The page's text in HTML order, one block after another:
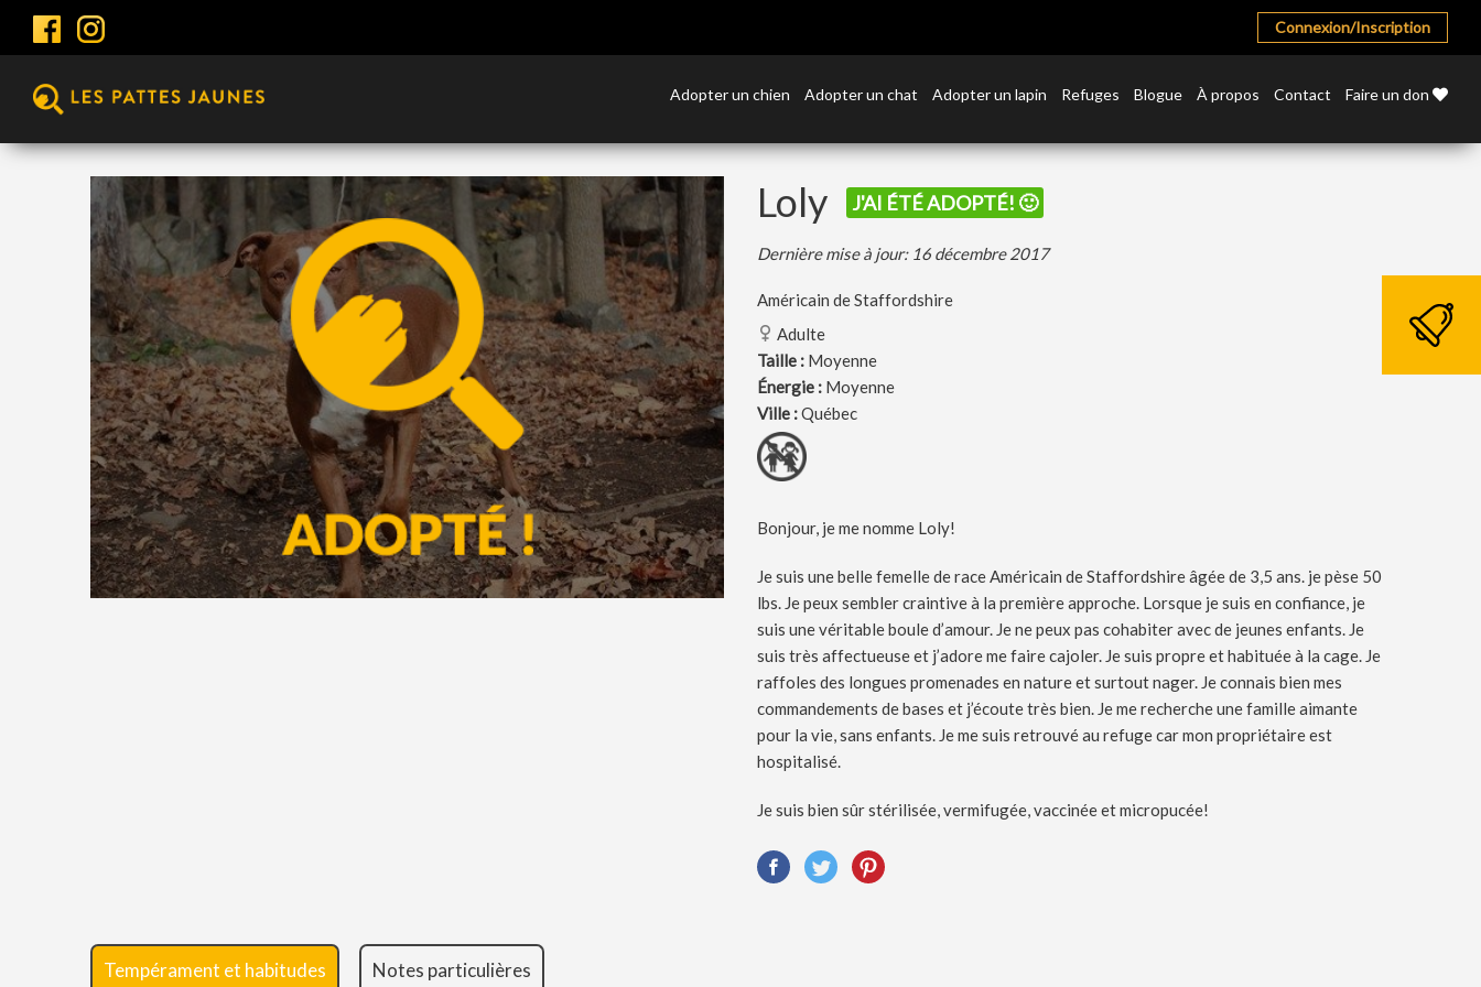
Connexion/Inscription
Adopter un chien Adopter un chat Adopter un lapin Refuges Blogue À propos Contact Faire un don
Loly J'AI ÉTÉ ADOPTÉ! 🙂
Dernière mise à jour: 16 décembre 2017
Américain de Staffordshire
Adulte
Taille : Moyenne
Énergie : Moyenne
Ville :Québec
Bonjour, je me nomme Loly!
Je suis une belle femelle de race Américain de Staffordshire âgée de 3,5 ans. je pèse 50
lbs. Je peux sembler craintive à la première approche. Lorsque je suis en confiance, je
suis une véritable boule d’amour. Je ne peux pas cohabiter avec de jeunes enfants. Je
suis très affectueuse et j’adore me faire cajoler. Je suis propre et habituée à la cage. Je
raffoles des longues promenades en nature et surtout nager. Je connais bien mes
commandements de bases et j’écoute très bien. Je me recherche une famille aimante
pour la vie, sans enfants. Je me suis retrouvé au refuge car mon propriétaire est
hospitalisé.
Je suis bien sûr stérilisée, vermifugée, vaccinée et micropucée!
Tempérament et habitudes Notes particulières